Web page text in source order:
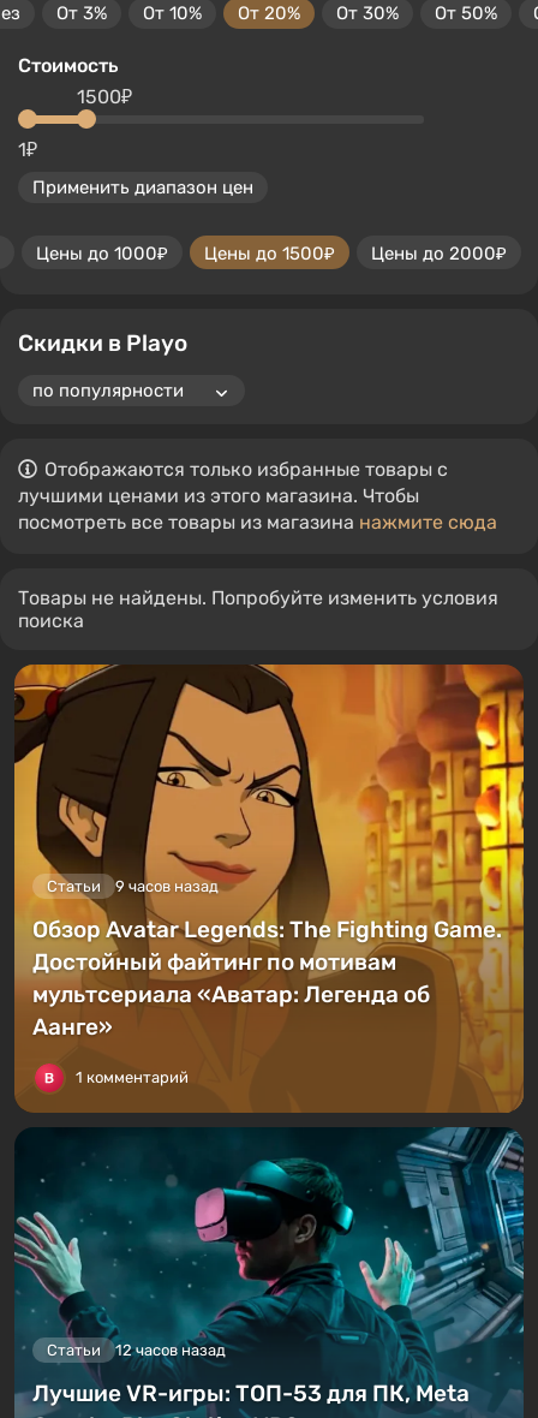
От 3% От 10% От 20% От 30% От 50%
Стоимость
1₽
1500₽
Применить диапазон цен
Цены до 1000₽ Цены до 1500₽ Цены до 2000₽
Скидки в Playo
Отображаются только избранные товары с
лучшими ценами из этого магазина. Чтобы
посмотреть все товары из магазина нажмите сюда
Товары не найдены. Попробуйте изменить условия
поиска
Статьи 9 часов назад
Обзор Avatar Legends: The Fighting Game.
Достойный файтинг по мотивам
мультсериала «Аватар: Легенда об
Аанге»
1 комментарий
Статьи 12 часов назад
Лучшие VR-игры: ТОП-53 для ПК, Meta